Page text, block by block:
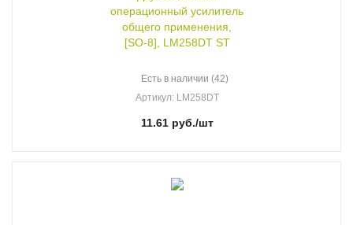
операционный усилитель
общего применения,
[SO-8], LM258DT ST
Есть в наличии (42)
Артикул: LM258DT
11.61руб./шт